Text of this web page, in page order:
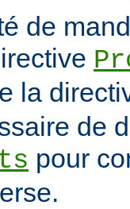
de
la
de
pour